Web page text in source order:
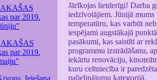
par 2019.
par 2019.
Ieiešana
Jārīkojas lietderīgi! Darba
iedzīvotājiem. Jūnijā mums
temperatūru, kas varbūt
iespējami augstākajā
pasākumi, kas saistīti ar
programmu izstrādāšanu,
iekārtu renovāciju,
kuru celtniecība ir
palielinājumu kategorijā.